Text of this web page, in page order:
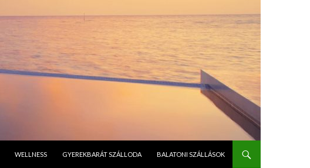
WELLNESS GYEREKBARÁT SZÁLLODA BALATONI SZÁLLÁSOK